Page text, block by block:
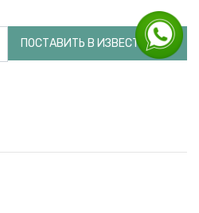
ПОСТАВИТЬ В ИЗВЕСТНОСТЬ